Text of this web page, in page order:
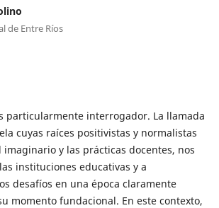
de Entre Ríos
particularmente interrogador. La llamada
cuyas raíces positivistas y normalistas
y las prácticas docentes, nos
instituciones educativas y a
desafíos en una época claramente
momento fundacional. En este contexto,